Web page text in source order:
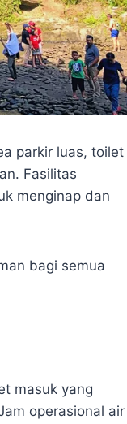
parkir luas, toilet
Fasilitas
menginap dan
bagi semua
masuk yang
operasional air